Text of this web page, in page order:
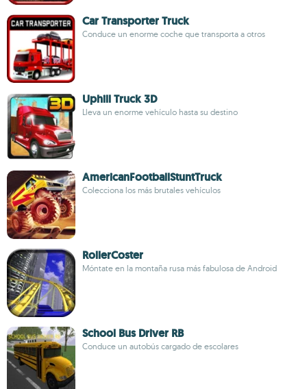
Car Transporter Truck
Conduce un enorme coche que transporta a otros
Uphill Truck 3D
Lleva un enorme vehículo hasta su destino
AmericanFootballStuntTruck
Colecciona los más brutales vehículos
RollerCoster
Móntate en la montaña rusa más fabulosa de Android
School Bus Driver RB
Conduce un autobús cargado de escolares